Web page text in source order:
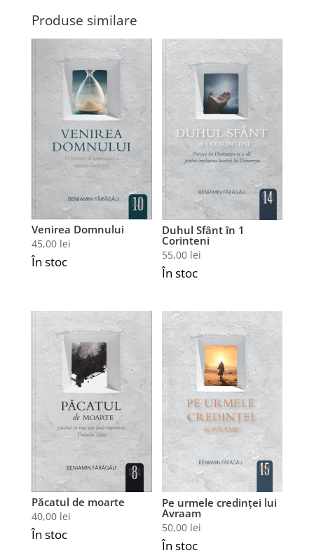
Produse similare
Venirea Domnului
45,00 lei
În stoc
Duhul Sfânt în 1
Corinteni
55,00 lei
În stoc
Păcatul de moarte
40,00 lei
În stoc
Pe urmele credinței lui
Avraam
50,00 lei
În stoc